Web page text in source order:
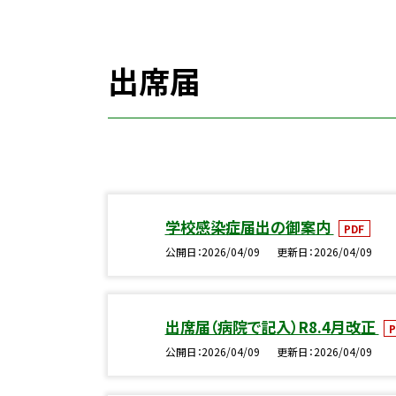
出席届
学校感染症届出の御案内
PDF
公開日 2026/04/09 更新日 2026/04/09
出席届（病院で記入）R8.4月改正
公開日 2026/04/09 更新日 2026/04/09